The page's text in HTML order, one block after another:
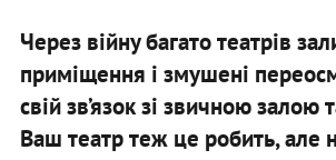
Через війну багато театрів
приміщення і змушені
свій зв’язок зі звичною залою
Ваш театр теж це робить, але